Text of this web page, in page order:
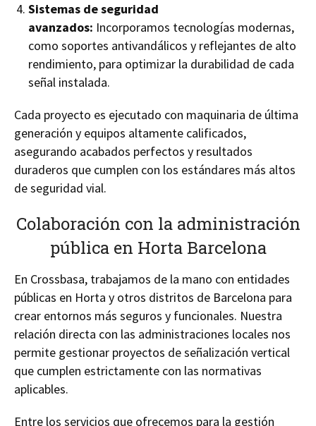
Sistemas de seguridad
avanzados: Incorporamos tecnologías modernas,
como soportes antivandálicos y reflejantes de alto
rendimiento, para optimizar la durabilidad de cada
señal instalada.
Cada proyecto es ejecutado con maquinaria de última
generación y equipos altamente calificados,
asegurando acabados perfectos y resultados
duraderos que cumplen con los estándares más altos
de seguridad vial.
Colaboración con la administración
pública en Horta Barcelona
En Crossbasa, trabajamos de la mano con entidades
públicas en Horta y otros distritos de Barcelona para
crear entornos más seguros y funcionales. Nuestra
relación directa con las administraciones locales nos
permite gestionar proyectos de señalización vertical
que cumplen estrictamente con las normativas
aplicables.
Entre los servicios que ofrecemos para la gestión